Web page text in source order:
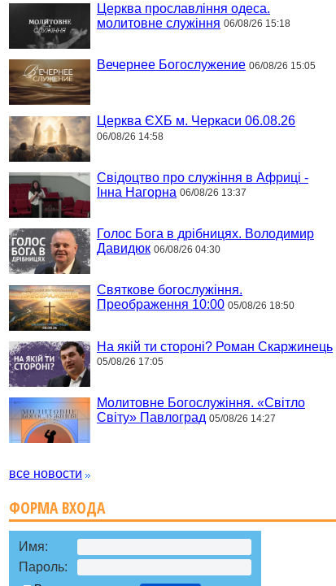
Церква прославління одеса.
молитовне служіння 06/08/26 15:18
Вечернее Богослужение 06/08/26 15:05
Церква ЄХБ м. Черкаси 06.08.26
06/08/26 14:58
Свідоцтво про служіння в Африці -
Інна Нагорна 06/08/26 13:37
Голос Бога в дрібницях. Володимир
Давидюк 06/08/26 04:30
Святкове богослужіння.
Преображення 10:00 05/08/26 18:50
На якій ти стороні? Роман Скаржинець
05/08/26 17:05
Молитовне Богослужіння. «Світло
Світу» Павлоград 05/08/26 14:27
все новости
ФОРМА ВХОДА
Имя:
Пароль: